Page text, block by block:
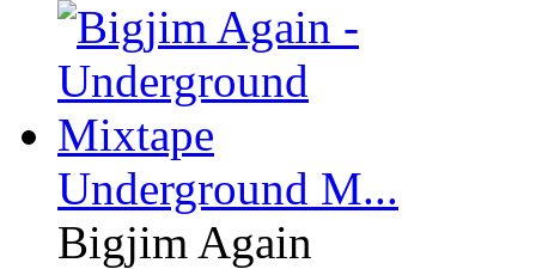
Underground M...
Bigjim Again